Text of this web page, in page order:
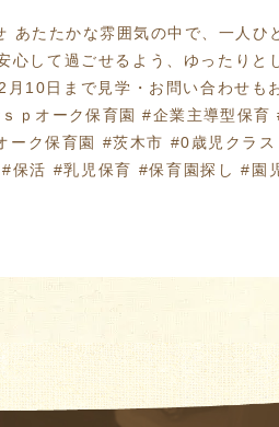
たたかな雰囲気の中で、一人ひ
して過ごせるよう、ゆったりと
10日まで見学・お問い合わせも
ｐオーク保育園 #企業主導型保育
ク保育園 #茨木市 #0歳児クラ
保活 #乳児保育 #保育園探し #園